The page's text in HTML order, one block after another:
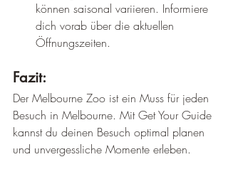
können saisonal variieren. Informiere
dich vorab über die aktuellen
Öffnungszeiten.
Fazit:
Der Melbourne Zoo ist ein Muss für jeden
Besuch in Melbourne. Mit Get Your Guide
kannst du deinen Besuch optimal planen
und unvergessliche Momente erleben.